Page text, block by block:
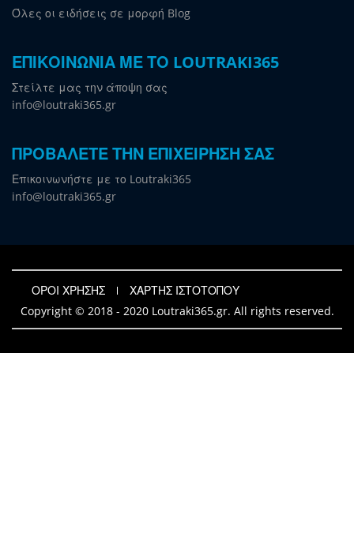
Όλες οι ειδήσεις σε μορφή Blog
ΕΠΙΚΟΙΝΩΝΙΑ ΜΕ ΤΟ LOUTRAKI365
Στείλτε μας την άποψη σας
info@loutraki365.gr
ΠΡΟΒΑΛΕΤΕ ΤΗΝ ΕΠΙΧΕΙΡΗΣΗ ΣΑΣ
Επικοινωνήστε με το Loutraki365
info@loutraki365.gr
ΟΡΟΙ ΧΡΗΣΗΣ
ΧΑΡΤΗΣ ΙΣΤΟΤΟΠΟΥ
Copyright © 2018 - 2020 Loutraki365.gr. All rights reserved.